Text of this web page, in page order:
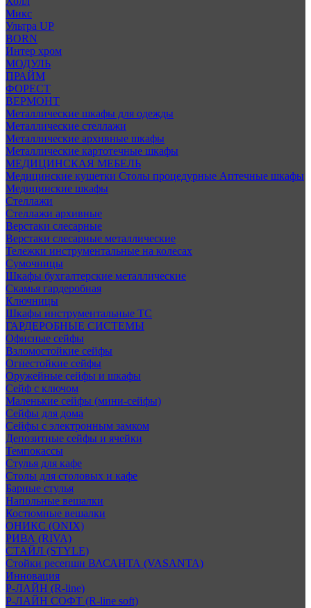
Микс
Ультра UP
BORN
Интер хром
МОДУЛЬ
ПРАЙМ
ФОРЕСТ
ВЕРМОНТ
Металлические шкафы для одежды
Металлические стеллажи
Металлические архивные шкафы
Металлические картотечные шкафы
МЕДИЦИНСКАЯ МЕБЕЛЬ
Медицинские кушетки Столы процедурные Аптечные шкафы
Медицинские шкафы
Стеллажи
Стеллажи архивные
Верстаки слесарные
Верстаки слесарные металлические
Тележки инструментальные на колесах
Сумочницы
Шкафы бухгалтерские металлические
Скамья гардеробная
Ключницы
Шкафы инструментальные ТС
ГАРДЕРОБНЫЕ СИСТЕМЫ
Офисные сейфы
Взломостойкие сейфы
Огнестойкие сейфы
Оружейные сейфы и шкафы
Сейф с ключом
Маленькие сейфы (мини-сейфы)
Сейфы для дома
Сейфы с электронным замком
Депозитные сейфы и ячейки
Темпокассы
Стулья для кафе
Столы для столовых и кафе
Барные стулья
Напольные вешалки
Костюмные вешалки
ОНИКС (ONIX)
РИВА (RIVA)
СТАЙЛ (STYLE)
Стойки ресепшн ВАСАНТА (VASANTA)
Инновация
Р-ЛАЙН (R-line)
Р-ЛАЙН СОФТ (R-line soft)